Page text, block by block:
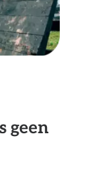
geen